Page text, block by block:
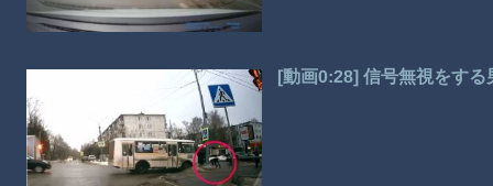
[動画0:28] 信号無視をす